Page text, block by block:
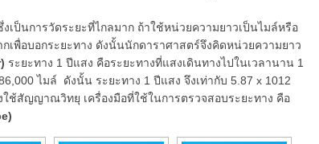
นการวัดระยะที่ไกลมาก ถ้าใช้หน่วยความยาวเป็นไมล์หรือ
เพื่อบอกระยะทาง ดังนั้นนักดาราศาสตร์จึงคิดหน่วยความยาว
ระยะทาง 1 ปีแสง คือระยะทางที่แสงเดินทางไปในเวลานาน 1
ไมล์ ดังนั้น ระยะทาง 1 ปีแสง จึงเท่ากับ 5.87 x 1012
ใช้สัญญาณวิทยุ เครื่องมือที่ใช้ในการตรวจสอบระยะทาง คือ